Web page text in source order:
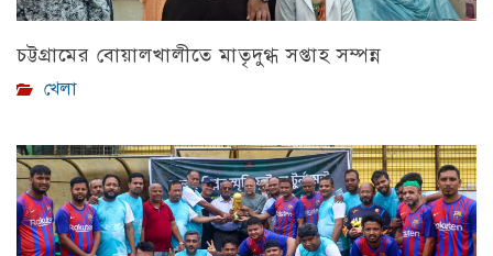
চট্টগ্রামের বোয়ালখালীতে মাতৃদুগ্ধ সপ্তাহ সম্পন্ন
খেলা